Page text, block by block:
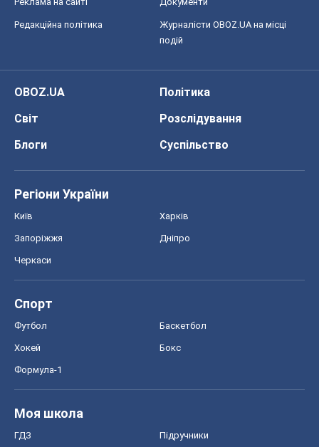
Редакційна політика
Журналісти OBOZ.UA на місці
подій
OBOZ.UA
Політика
Світ
Розслідування
Блоги
Суспільство
Регіони України
Київ Харків
Запоріжжя Дніпро
Черкаси
Спорт
Футбол Баскетбол
Хокей Бокс
Формула-1
Моя школа
ГДЗ Підручники